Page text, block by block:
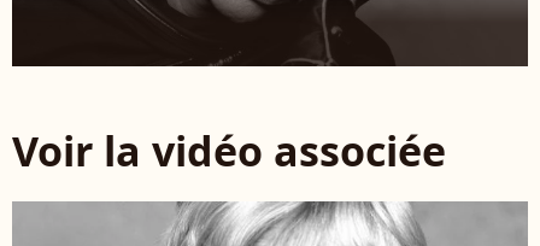
Voir la vidéo associée